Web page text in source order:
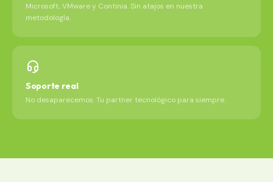
Microsoft, VMware y Continia. Sin atajos en nuestra
metodología.
Soporte real
No desaparecemos. Tu partner tecnológico para siempre.